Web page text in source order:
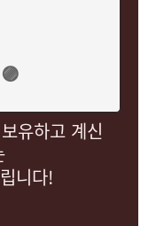
유하고 계신
니다!